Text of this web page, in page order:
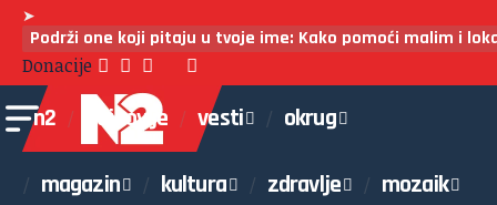
➤
Podrži one koji pitaju u tvoje ime: Kako pomoći malim i
Donacije
n2 najnovije vesti okrug
magazin kultura zdravlje mozaik